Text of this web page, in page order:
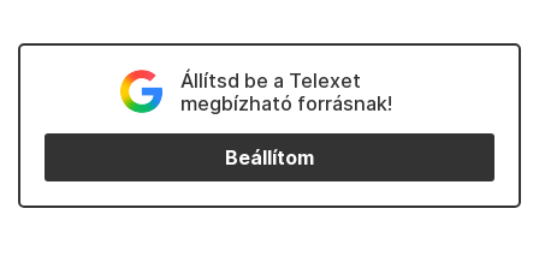
Állítsd be a Telexet
megbízható forrásnak!
Beállítom